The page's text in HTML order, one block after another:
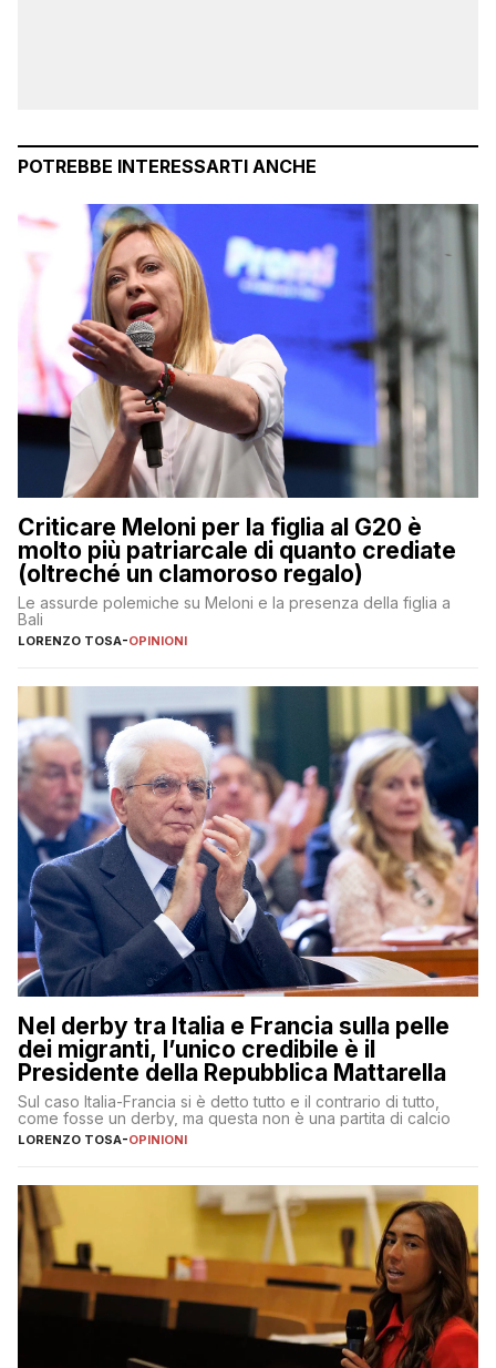
POTREBBE INTERESSARTI ANCHE
Criticare Meloni per la figlia al G20 è
molto più patriarcale di quanto crediate
(oltreché un clamoroso regalo)
Le assurde polemiche su Meloni e la presenza della figlia a
Bali
LORENZO TOSA-OPINIONI
Nel derby tra Italia e Francia sulla pelle
dei migranti, l’unico credibile è il
Presidente della Repubblica Mattarella
Sul caso Italia-Francia si è detto tutto e il contrario di tutto,
come fosse un derby, ma questa non è una partita di calcio
LORENZO TOSA-OPINIONI